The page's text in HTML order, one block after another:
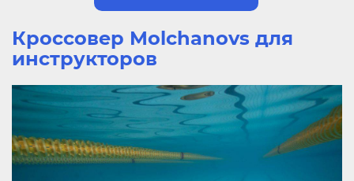
Кроссовер Molchanovs для
инструкторов